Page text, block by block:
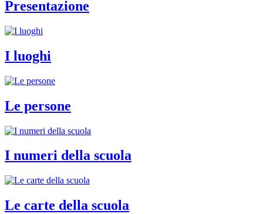
Presentazione
I luoghi
Le persone
I numeri della scuola
Le carte della scuola